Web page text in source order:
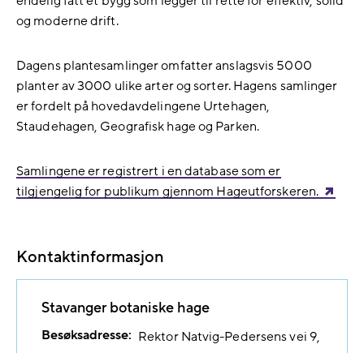
og moderne drift.
Dagens plantesamlinger omfatter anslagsvis 5000
planter av 3000 ulike arter og sorter. Hagens samlinger
er fordelt på hovedavdelingene Urtehagen,
Staudehagen, Geografisk hage og Parken.
Samlingene er registrert i en database som er
tilgjengelig for publikum gjennom Hageutforskeren.
Kontaktinformasjon
Stavanger botaniske hage
Besøksadresse: Rektor Natvig-Pedersens vei 9